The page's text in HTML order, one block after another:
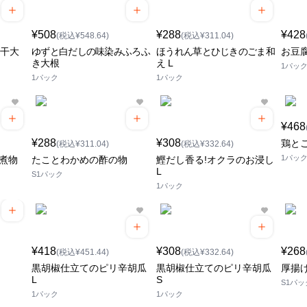
大
¥508(税込¥548.64)
ゆずと白だしの味染みふろふ
き大根
1パック
¥288(税込¥311.04)
ほうれん草とひじきのごま和
え L
1パック
¥428
お豆
1パック
物
¥288(税込¥311.04)
たことわかめの酢の物
S1パック
¥308(税込¥332.64)
鰹だし香る!オクラのお浸し
L
1パック
¥468
鶏と
1パック
¥418(税込¥451.44)
黒胡椒仕立てのピリ辛胡瓜
L
1パック
¥308(税込¥332.64)
黒胡椒仕立てのピリ辛胡瓜
S
1パック
¥268
厚揚
S1パッ